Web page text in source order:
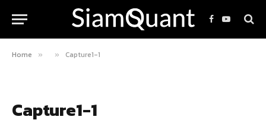
Facebook
YouTube
Home » » Capture1-1
Capture1-1